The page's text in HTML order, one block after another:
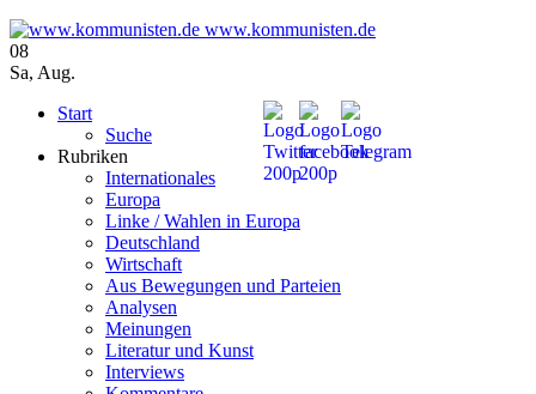
www.kommunisten.de
08
Sa, Aug.
Start
Suche
Rubriken
Internationales
Europa
Linke / Wahlen in Europa
Deutschland
Wirtschaft
Aus Bewegungen und Parteien
Analysen
Meinungen
Literatur und Kunst
Interviews